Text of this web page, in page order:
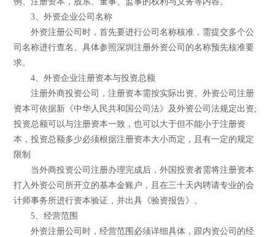
3、外资企业公司名称
外资注册公司时，首先要进行公司名称核准，需提交多个公
司名称进行查名。具体参照深圳注册外资公司的名称预先核准要
求。
4、外资企业注册资本与投资总额
注册外商投资公司，注册资本需按实际出资。外资公司注册
资本可依据新《中华人民共和国公司法》及外资公司法规定出资;
投资总额可以与注册资本一致，也可以大于但不能小于注册资
本，投资总额多少必须根据注册资本大小而定，且有一定的规定
限制
当外商投资公司注册办理完成后，外国投资者需将注册资本
打入外资公司所开立的基本金账户，且在三十天内聘请专业的会
计师事务所进行资本验证，并出具《验资报告》。
5、经营范围
外资注册公司时，经营范围必须详细具体，跟内资公司的经